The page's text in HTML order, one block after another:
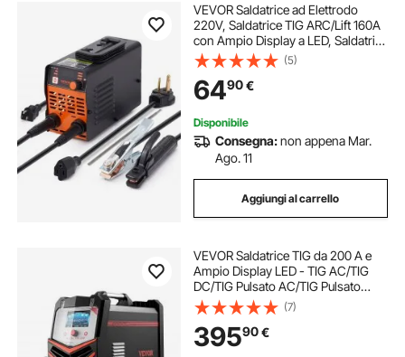
VEVOR Saldatrice ad Elettrodo
220V, Saldatrice TIG ARC/Lift 160A
con Ampio Display a LED, Saldatrice
ad Elettrodo Portatile con Hot Start
Arc Force Anti-Stick VRD, Saldatrice
ad Arco MMA, Saldatura
(5)
6490€
Disponibile
Consegna:non appena Mar.
Ago. 11
Aggiungi al carrello
VEVOR Saldatrice TIG da 200 A e
Ampio Display LED - TIG AC/TIG
DC/TIG Pulsato AC/TIG Pulsato
DC/TIG a Punti/MMA (Stick),
Saldatrice a Doppia Tensione
110/220 V con Controllo Sinergico
IGBT
(7)
39590€